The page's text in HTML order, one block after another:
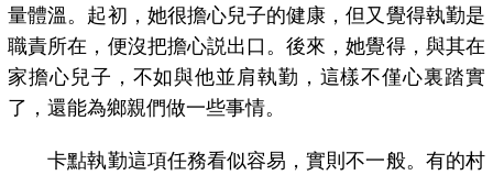
量體溫。起初，她很擔心兒子的健康，但又覺得執勤是
職責所在，便沒把擔心説出口。後來，她覺得，與其在
家擔心兒子，不如與他並肩執勤，這樣不僅心裏踏實
了，還能為鄉親們做一些事情。
卡點執勤這項任務看似容易，實則不一般。有的村